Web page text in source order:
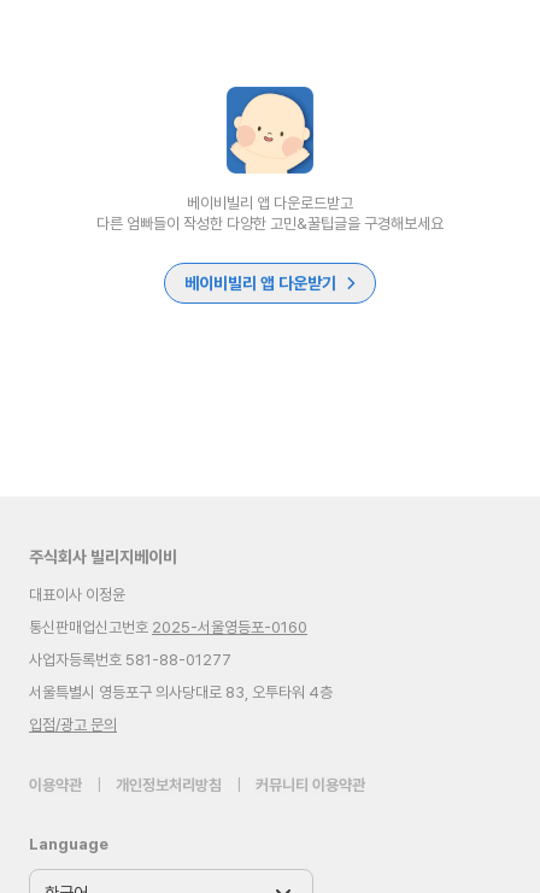
베이비빌리 앱 다운로드받고
다른 엄빠들이 작성한 다양한 고민&꿀팁글을 구경해보세요
베이비빌리 앱 다운받기
주식회사 빌리지베이비
대표이사 이정윤
통신판매업신고번호 2025-서울영등포-0160
사업자등록번호 581-88-01277
서울특별시 영등포구 의사당대로 83, 오투타워 4층
입점/광고 문의
이용약관 개인정보처리방침 커뮤니티 이용약관
Language